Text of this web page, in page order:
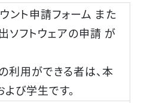
ント申請フォーム また
ソフトウェアの申請 が
利用ができる者は、本
び学生です。